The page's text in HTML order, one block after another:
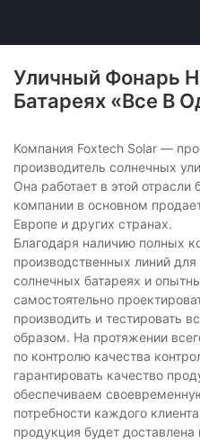
Уличный Фонарь
Батареях «все В
Компания Foxtech Solar —
производитель солнечных
Она работает в этой отрасли
компании в основном
Европе и других странах.
Благодаря наличию полных
производственных линий
солнечных батареях и
самостоятельно
производить и тестировать
образом. На протяжении
по контролю качества
гарантировать качество
обеспечиваем
потребности каждого
продукция будет